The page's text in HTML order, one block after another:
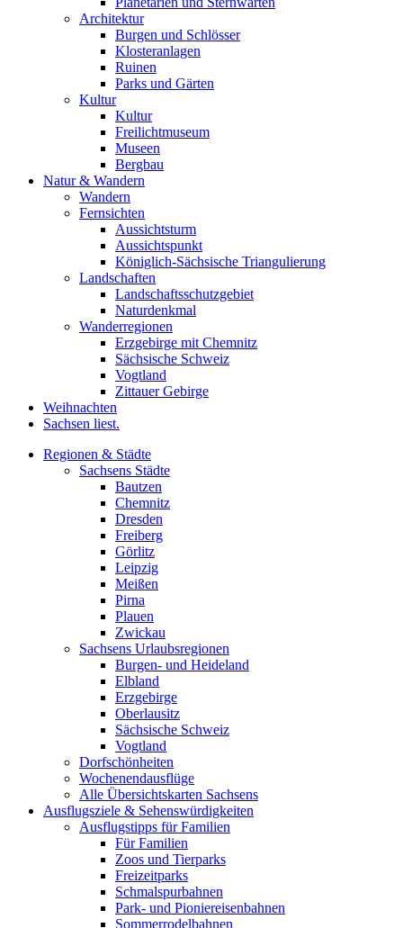
Architektur
Burgen und Schlösser
Klosteranlagen
Ruinen
Parks und Gärten
Kultur
Kultur
Freilichtmuseum
Museen
Bergbau
Natur & Wandern
Wandern
Fernsichten
Aussichtsturm
Aussichtspunkt
Königlich-Sächsische Triangulierung
Landschaften
Landschaftsschutzgebiet
Naturdenkmal
Wanderregionen
Erzgebirge mit Chemnitz
Sächsische Schweiz
Vogtland
Zittauer Gebirge
Weihnachten
Sachsen liest.
Regionen & Städte
Sachsens Städte
Bautzen
Chemnitz
Dresden
Freiberg
Görlitz
Leipzig
Meißen
Pirna
Plauen
Zwickau
Sachsens Urlaubsregionen
Burgen- und Heideland
Elbland
Erzgebirge
Oberlausitz
Sächsische Schweiz
Vogtland
Dorfschönheiten
Wochenendausflüge
Alle Übersichtskarten Sachsens
Ausflugsziele & Sehenswürdigkeiten
Ausflugstipps für Familien
Für Familien
Zoos und Tierparks
Freizeitparks
Schmalspurbahnen
Park- und Pioniereisenbahnen
Sommerrodelbahnen